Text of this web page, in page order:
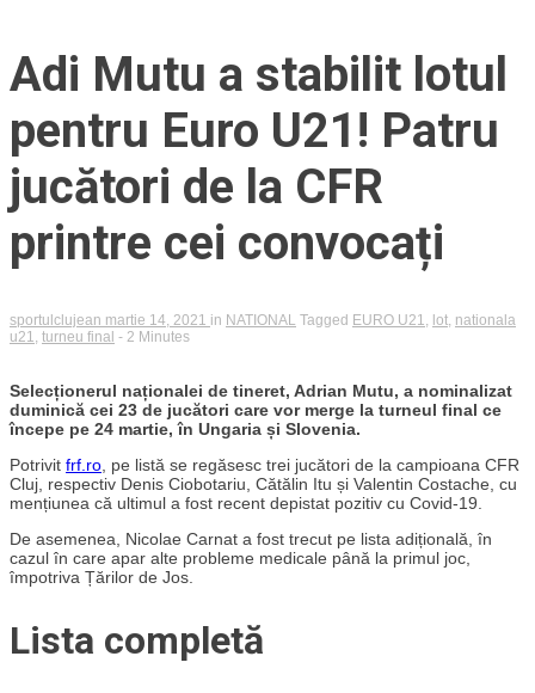
Adi Mutu a stabilit lotul
pentru Euro U21! Patru
jucători de la CFR
printre cei convocați
sportulclujean martie 14, 2021 in NATIONAL Tagged EURO U21 lot nationala
u21
turneu final - 2 Minutes
Selecționerul naționalei de tineret, Adrian Mutu, a nominalizat
duminică cei 23 de jucători care vor merge la turneul final ce
începe pe 24 martie, în Ungaria și Slovenia.
Potrivit frf.ro , pe listă se regăsesc trei jucători de la campioana CFR
Cluj, respectiv Denis Ciobotariu, Cătălin Itu și Valentin Costache, cu
mențiunea că ultimul a fost recent depistat pozitiv cu Covid-19.
De asemenea, Nicolae Carnat a fost trecut pe lista adițională, în
cazul în care apar alte probleme medicale până la primul joc,
împotriva Țărilor de Jos.
Lista completă